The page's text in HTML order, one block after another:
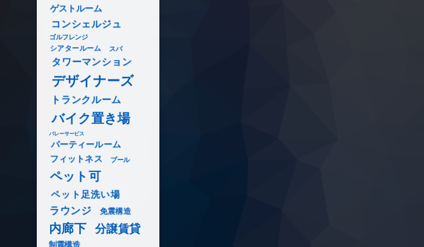
ゲストルーム
コンシェルジュ
ゴルフレンジ
シアタールーム スパ
タワーマンション
デザイナーズ
トランクルーム
バイク置き場
バレーサービス
パーティールーム
フィットネス プール
ペット可
ペット足洗い場
ラウンジ 免震構造
内廊下 分譲賃貸
制震構造